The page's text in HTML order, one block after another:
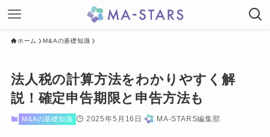
ホーム M&Aの基礎知識
法人税の計算方法をわかりやすく解
説！確定申告期限と申告方法も
M&Aの基礎知識 2025年5月16日 MA-STARS編集部